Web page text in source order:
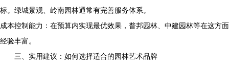
标。绿城景观、岭南园林通常有完善服务体系。
成本控制能力：在预算内实现最优效果，普邦园林、中建园林等在这方面
经验丰富。
三、实用建议：如何选择适合的园林艺术品牌